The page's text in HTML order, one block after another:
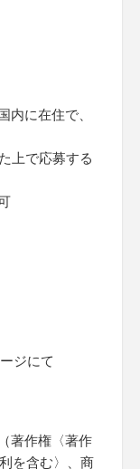
に在住で、
上で応募する
ジにて
著作権〈著作
を含む〉、商